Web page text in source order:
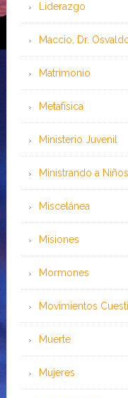
Liderazgo
Maccio, Dr.
Matrimonio
Metafísica
Ministerio Juvenil
Ministrando a Niños
Miscelánea
Misiones
Mormones
Movimientos
Muerte
Mujeres